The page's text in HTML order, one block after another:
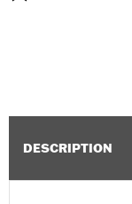
DESCRIPTION